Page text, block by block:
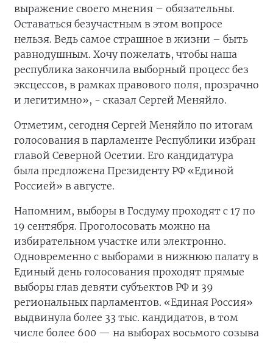
выражение своего мнения – обязательны.
Оставаться безучастным в этом вопросе
нельзя. Ведь самое страшное в жизни – быть
равнодушным. Хочу пожелать, чтобы наша
республика закончила выборный процесс без
эксцессов, в рамках правового поля, прозрачно
и легитимно», - сказал Сергей Меняйло.
Отметим, сегодня Сергей Меняйло по итогам
голосования в парламенте Республики избран
главой Северной Осетии. Его кандидатура
была предложена Президенту РФ «Единой
Россией» в августе.
Напомним, выборы в Госдуму проходят с 17 по
19 сентября. Проголосовать можно на
избирательном участке или электронно.
Одновременно с выборами в нижнюю палату в
Единый день голосования проходят прямые
выборы глав девяти субъектов РФ и 39
региональных парламентов. «Единая Россия»
выдвинула более 33 тыс. кандидатов, в том
числе более 600 — на выборах восьмого созыва